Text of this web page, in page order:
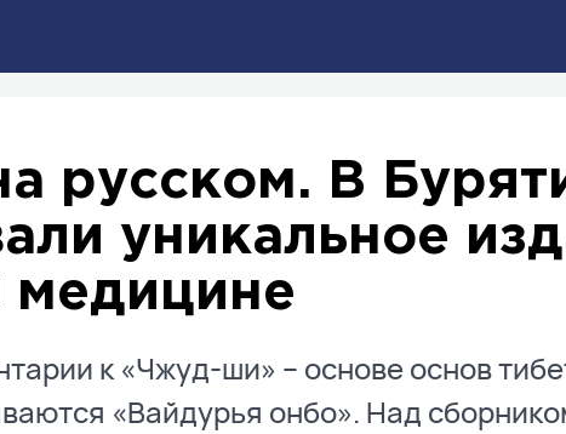
русском. В
уникальное
медицине
к «Чжуд-ши» – основе основ
«Вайдурья онбо». Над